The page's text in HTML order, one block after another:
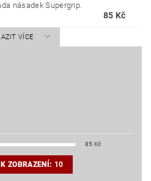
násadek Supergrip.
85 Kč
VÍCE
85 Kč
ZOBRAZENÍ: 10